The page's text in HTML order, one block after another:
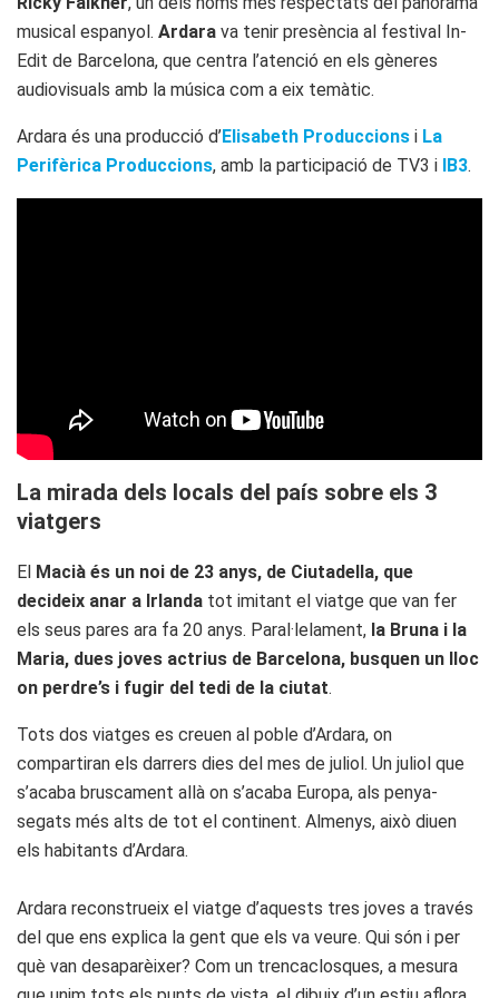
musical espanyol. Ardara va tenir presència al festival In-
Edit de Barcelona, que centra l’atenció en els gèneres
audiovisuals amb la música com a eix temàtic.
Ardara és una producció d’Elisabeth Produccions i La
Perifèrica Produccions, amb la participació de TV3 i IB3.
La mirada dels locals del país sobre els 3
viatgers
El Macià és un noi de 23 anys, de Ciutadella, que
decideix anar a Irlanda tot imitant el viatge que van fer
els seus pares ara fa 20 anys. Paral·lelament, la Bruna i la
Maria, dues joves actrius de Barcelona, busquen un lloc
on perdre’s i fugir del tedi de la ciutat.
Tots dos viatges es creuen al poble d’Ardara, on
compartiran els darrers dies del mes de juliol. Un juliol que
s’acaba bruscament allà on s’acaba Europa, als penya-
segats més alts de tot el continent. Almenys, això diuen
els habitants d’Ardara.
Ardara reconstrueix el viatge d’aquests tres joves a través
del que ens explica la gent que els va veure. Qui són i per
què van desaparèixer? Com un trencaclosques, a mesura